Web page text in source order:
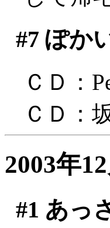
#7 ぽか
ＣＤ：
ＣＤ：
2003年
#1 あっ